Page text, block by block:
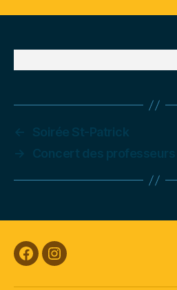
←
Soirée St-Patrick
→
Concert des professeurs
FacebookInstagram